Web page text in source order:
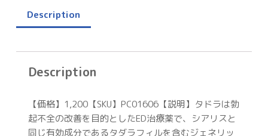
Description
Description
【価格】1,200【SKU】PC01606【説明】タドラは勃
起不全の改善を目的としたED治療薬で、シアリスと
同じ有効成分であるタダラフィルを含むジェネリッ